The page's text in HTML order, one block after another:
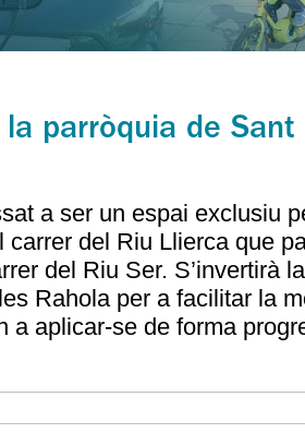
parròquia de
a ser un espai exclusiu
del Riu Llierca que
del Riu Ser. S’invertirà
Rahola per a facilitar la
aplicar-se de forma